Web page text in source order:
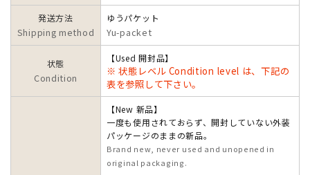
発送方法
Shipping method
ゆうパケット
Yu-packet
状態
Condition
【Used 開封品】
※ 状態レベル Condition level は、下記の
表を参照して下さい。
【New 新品】
一度も使用されておらず、開封していない外装
パッケージのままの新品。
Brand new, never used and unopened in
original packaging.